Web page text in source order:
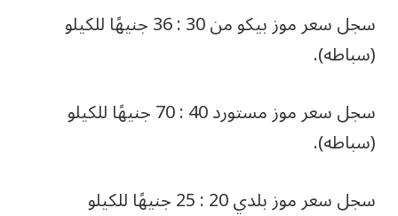
سجل سعر موز بيكو من 30 : 36 جنيهًا للكيلو
(سباطه).
سجل سعر موز مستورد 40 : 70 جنيهًا للكيلو
(سباطه).
سجل سعر موز بلدي 20 : 25 جنيهًا للكيلو